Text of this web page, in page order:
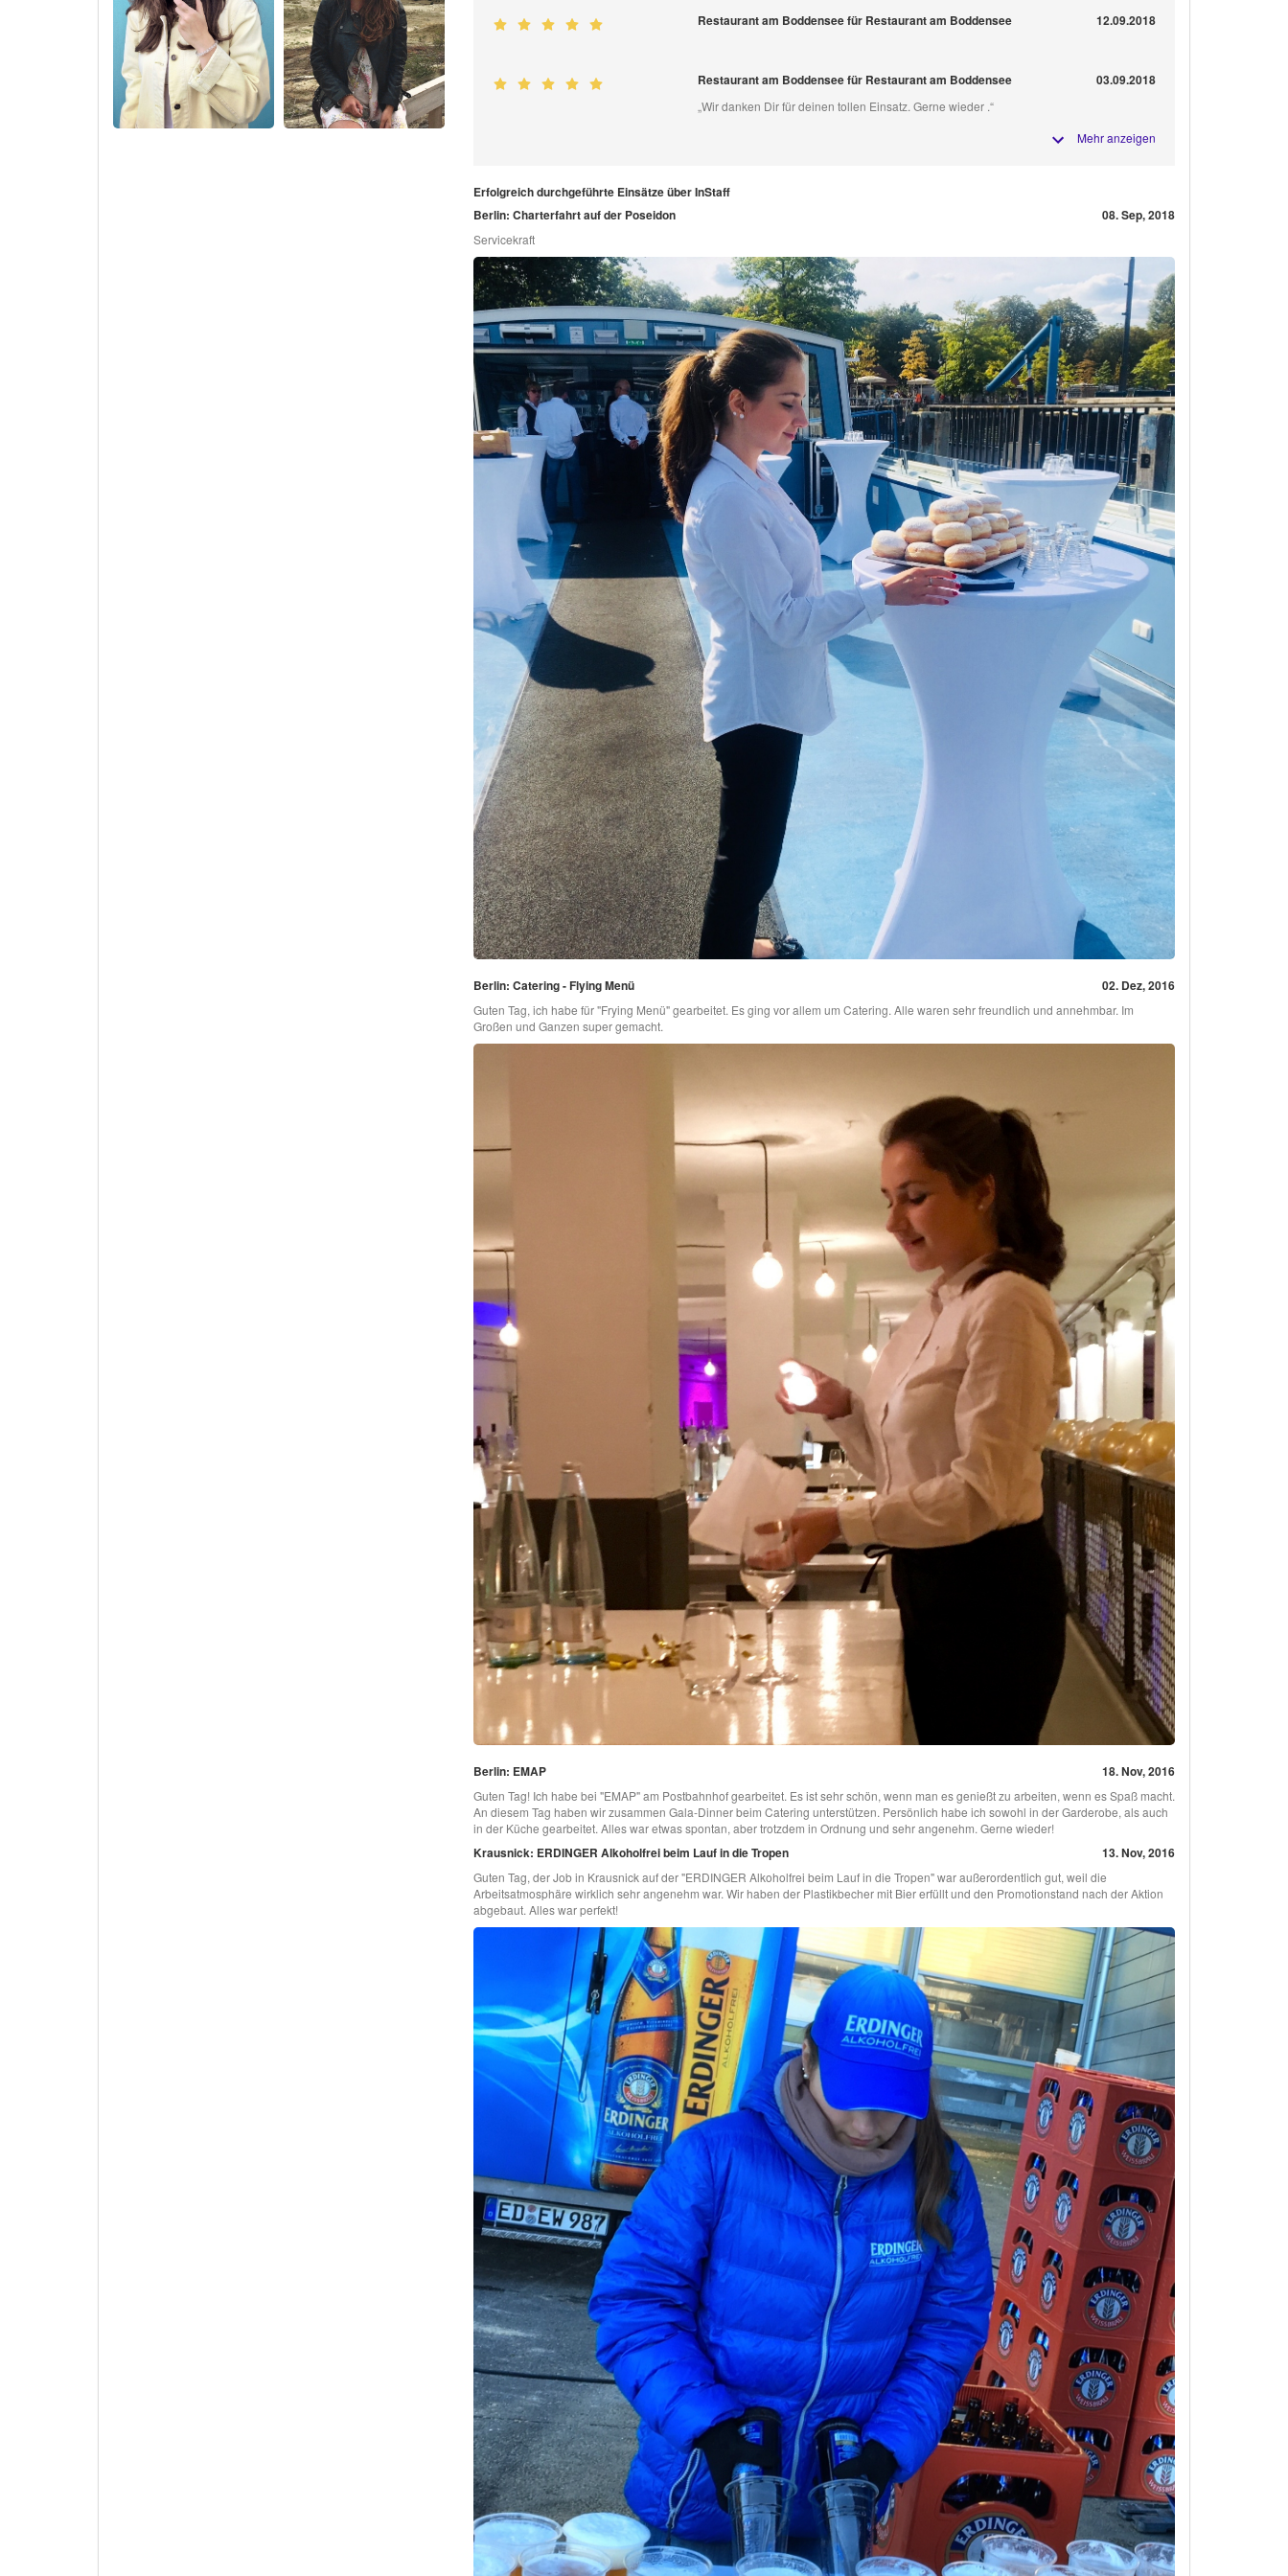
Restaurant am Boddensee für Restaurant am Boddensee 12.09.2018
Restaurant am Boddensee für Restaurant am Boddensee 03.09.2018
„Wir danken Dir für deinen tollen Einsatz. Gerne wieder .“
Mehr anzeigen
Erfolgreich durchgeführte Einsätze über InStaff
Berlin: Charterfahrt auf der Poseidon
08. Sep, 2018
Servicekraft
Berlin: Catering - Flying Menü 02. Dez, 2016
Guten Tag, ich habe für "Frying Menü" gearbeitet. Es ging vor allem um Catering. Alle waren sehr freundlich und annehmbar. Im
Großen und Ganzen super gemacht.
Berlin: EMAP 18. Nov, 2016
Guten Tag! Ich habe bei "EMAP" am Postbahnhof gearbeitet. Es ist sehr schön, wenn man es genießt zu arbeiten, wenn es Spaß macht.
An diesem Tag haben wir zusammen Gala-Dinner beim Catering unterstützen. Persönlich habe ich sowohl in der Garderobe, als auch
in der Küche gearbeitet. Alles war etwas spontan, aber trotzdem in Ordnung und sehr angenehm. Gerne wieder!
Krausnick: ERDINGER Alkoholfrei beim Lauf in die Tropen 13. Nov, 2016
Guten Tag, der Job in Krausnick auf der "ERDINGER Alkoholfrei beim Lauf in die Tropen" war außerordentlich gut, weil die
Arbeitsatmosphäre wirklich sehr angenehm war. Wir haben der Plastikbecher mit Bier erfüllt und den Promotionstand nach der Aktion
abgebaut. Alles war perfekt!